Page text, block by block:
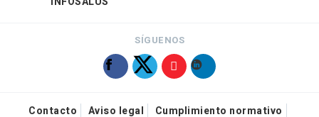
SÍGUENOS
Contacto Aviso legal Cumplimiento normativo